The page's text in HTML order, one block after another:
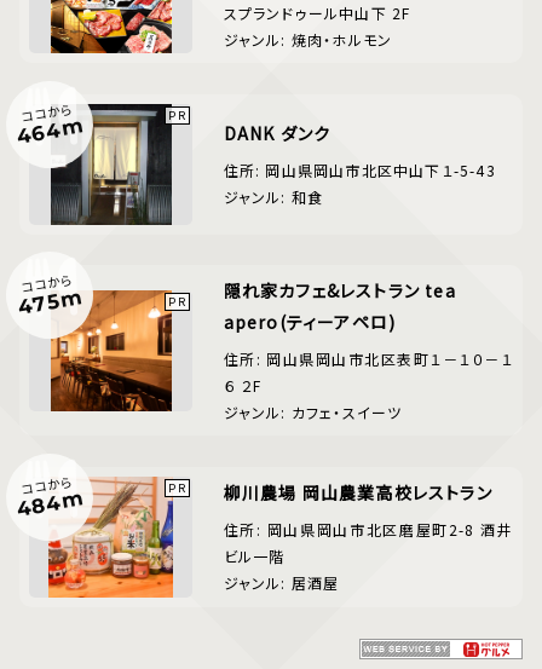
スプランドゥール中山下 2F
ジャンル: 焼肉・ホルモン
ココから
464m DANK ダンク
住所: 岡山県岡山市北区中山下１-5-43
ジャンル: 和食
ココから
475m
隠れ家カフェ&レストラン tea
apero(ティーアペロ)
住所: 岡山県岡山市北区表町１－１０－１
６ ２F
ジャンル: カフェ・スイーツ
ココから
484m 柳川農場 岡山農業高校レストラン
住所: 岡山県岡山市北区磨屋町2-8 酒井
ビル一階
ジャンル: 居酒屋